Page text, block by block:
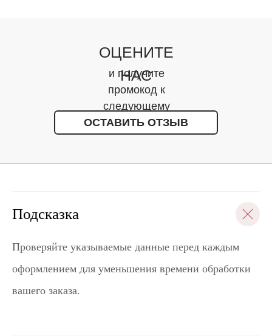
ОЦЕНИТЕ
НАС
и получите
промокод к
следующему
заказу
ОСТАВИТЬ ОТЗЫВ
Подсказка
Проверяйте указываемые данные перед каждым
оформлением для уменьшения времени обработки
вашего заказа.